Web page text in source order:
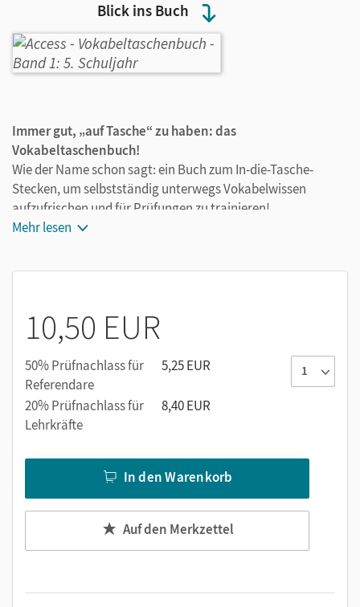
Blick ins Buch
Immer gut, „auf Tasche“ zu haben: das
Vokabeltaschenbuch!
Wie der Name schon sagt: ein Buch zum In-die-Tasche-
Stecken, um selbstständig unterwegs Vokabelwissen
aufzufrischen und für Prüfungen zu trainieren!
zusammengestellt
Lautschrift hilft bei der Aussprache
Nützliche Beispielsätze und Hinweise auf sprachliche
Stolperfallen
Hilfreiche Bildimpulse
Sterne unterstützen bei der Selbstüberprüfung
Mehr lesen
10,50 EUR
50% Prüfnachlass für
Referendare
5,25 EUR
20% Prüfnachlass für
Lehrkräfte
8,40 EUR
In den Warenkorb
Auf den Merkzettel